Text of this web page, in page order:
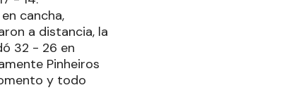
cancha,
a distancia, la
32 - 26 en
Pinheiros
y todo